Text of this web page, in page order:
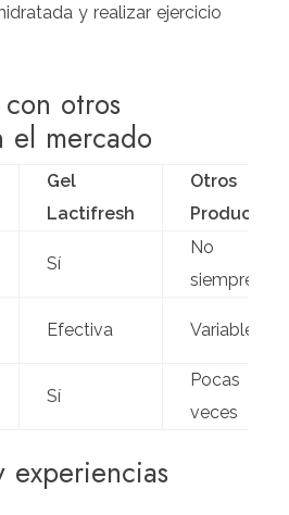
y realizar ejercicio
otros
el mercado
Gel
Lactifresh
Otros
Productos
Sí
No
siempre
Efectiva Variable
Sí
Pocas
veces
experiencias